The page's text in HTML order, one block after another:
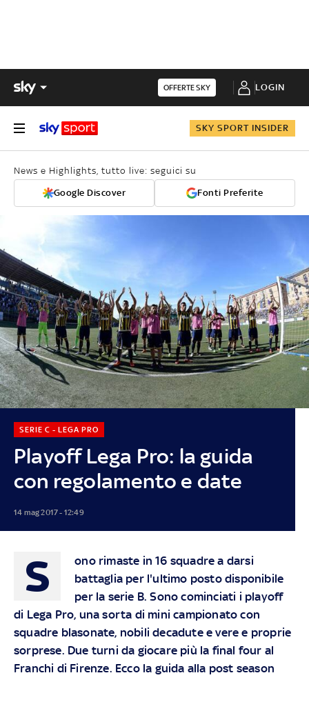
OFFERTE SKY LOGIN
SKY SPORT INSIDER
News e Highlights, tutto live: seguici su
Google Discover Fonti Preferite
Playoff Lega Pro: la guida
con regolamento e date
SERIE C - LEGA PRO
14 mag 2017 - 12:49
S
ono rimaste in 16 squadre a darsi
battaglia per l'ultimo posto disponibile
per la serie B. Sono cominciati i playoff
di Lega Pro, una sorta di mini campionato con
squadre blasonate, nobili decadute e vere e proprie
sorprese. Due turni da giocare più la final four al
Franchi di Firenze. Ecco la guida alla post season